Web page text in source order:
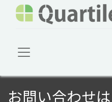
お問い合わせ